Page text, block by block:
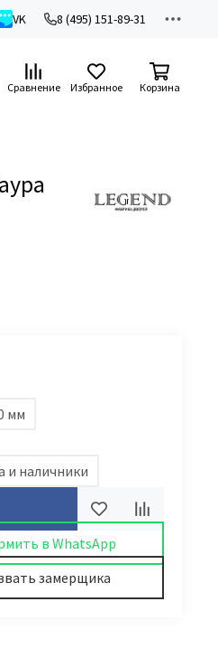
VK 8 (495) 151-89-31
Сравнение Избранное Корзина
мм
и наличники
в WhatsApp
замерщика